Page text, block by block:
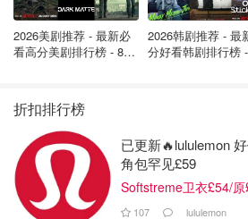
2026美剧推荐 - 最新必
看高分美剧排行榜 - 8月
2026韩剧推荐 - 最
分好看韩剧排行榜
折扣排行榜
已更新🔥lululemon
角包罕见£59
Softstreme卫衣£54/原
107 lululemon